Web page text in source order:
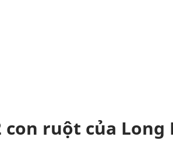
con ruột của